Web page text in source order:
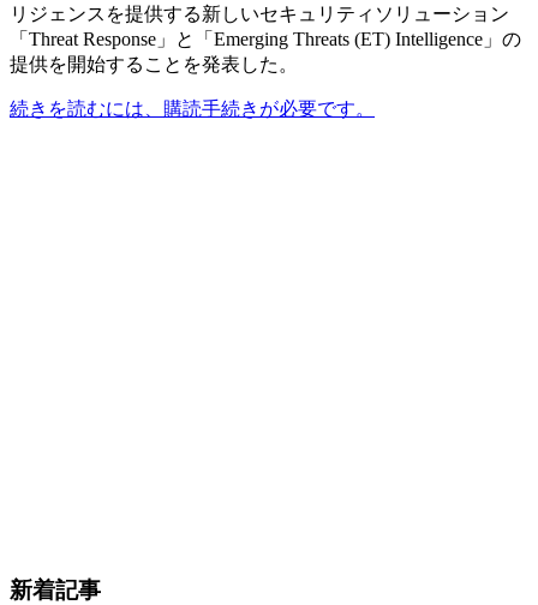
リジェンスを提供する新しいセキュリティソリューション
「Threat Response」と「Emerging Threats (ET) Intelligence」の
提供を開始することを発表した。
続きを読むには、購読手続きが必要です。
新着記事